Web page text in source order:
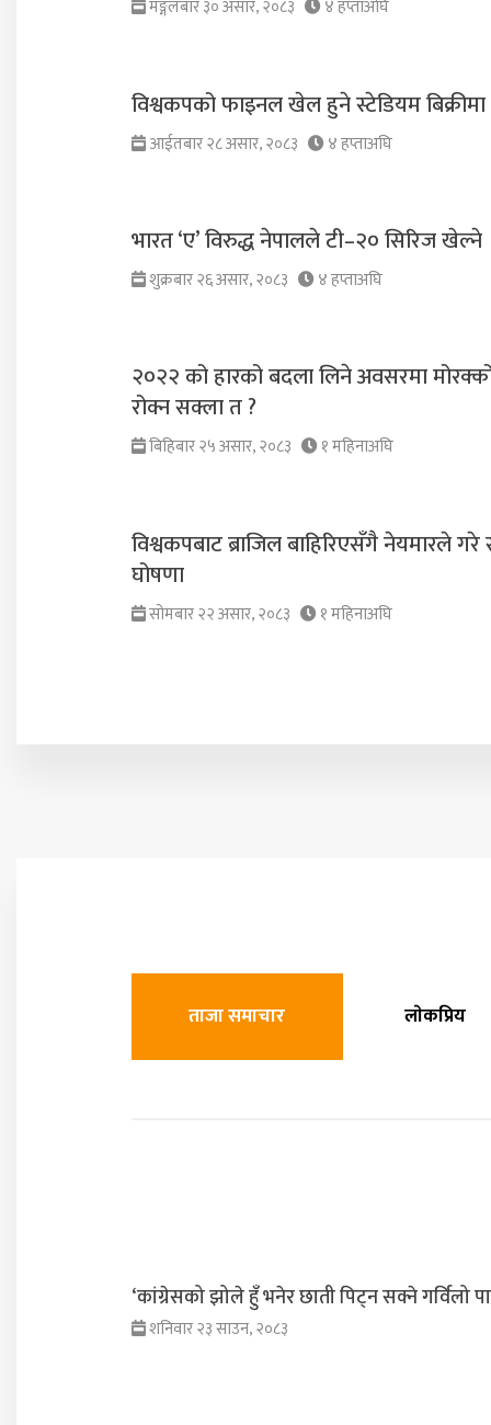
मङ्गलबार ३० असार, २०८३ ४ हप्ताअघि
विश्वकपको फाइनल खेल हुने स्टेडियम बिक्रीमा
आईतबार २८ असार, २०८३ ४ हप्ताअघि
भारत ‘ए’ विरुद्ध नेपालले टी–२० सिरिज खेल्ने
शुक्रबार २६ असार, २०८३ ४ हप्ताअघि
२०२२ को हारको बदला लिने अवसरमा
रोक्न सक्ला त ?
बिहिबार २५ असार, २०८३ १ महिनाअघि
विश्वकपबाट ब्राजिल बाहिरिएसँगै नेयमारले गरे
घोषणा
सोमबार २२ असार, २०८३ १ महिनाअघि
ताजा समाचार लाेकप्रिय
‘कांग्रेसको झोले हुँ भनेर छाती पिट्न सक्ने गर्विलो
शनिवार २३ साउन, २०८३